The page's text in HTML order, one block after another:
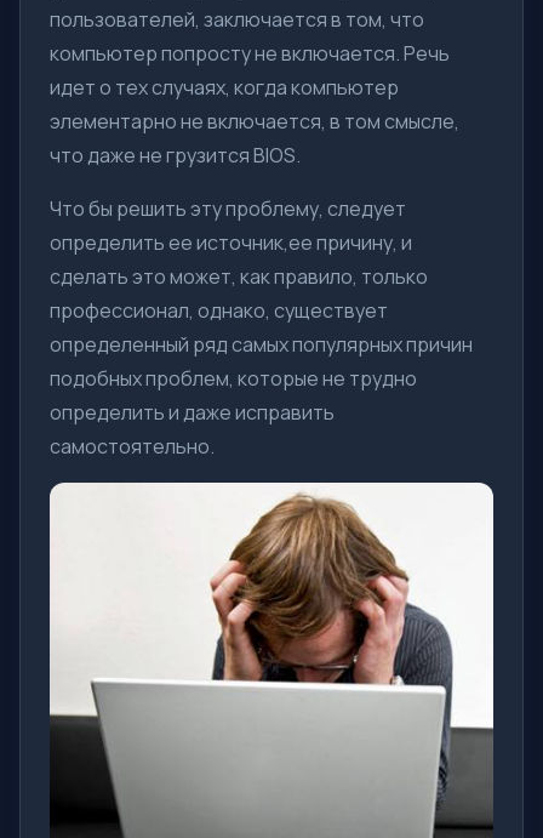
пользователей, заключается в том, что
компьютер попросту не включается. Речь
идет о тех случаях, когда компьютер
элементарно не включается, в том смысле,
что даже не грузится BIOS.
Что бы решить эту проблему, следует
определить ее источник,ее причину, и
сделать это может, как правило, только
профессионал, однако, существует
определенный ряд самых популярных причин
подобных проблем, которые не трудно
определить и даже исправить
самостоятельно.